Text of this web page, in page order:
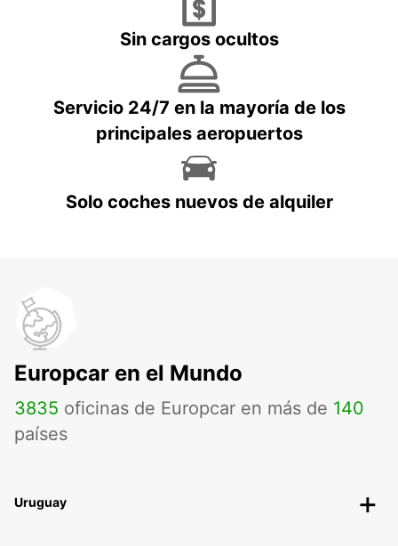
Sin cargos ocultos
Servicio 24/7 en la mayoría de los
principales aeropuertos
Solo coches nuevos de alquiler
Europcar en el Mundo
3835 oficinas de Europcar en más de 140
países
Uruguay